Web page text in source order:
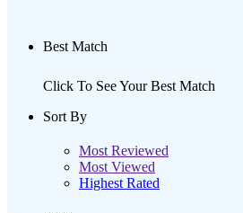
Best Match
Click To See Your Best Match
Sort By
Most Reviewed
Most Viewed
Highest Rated